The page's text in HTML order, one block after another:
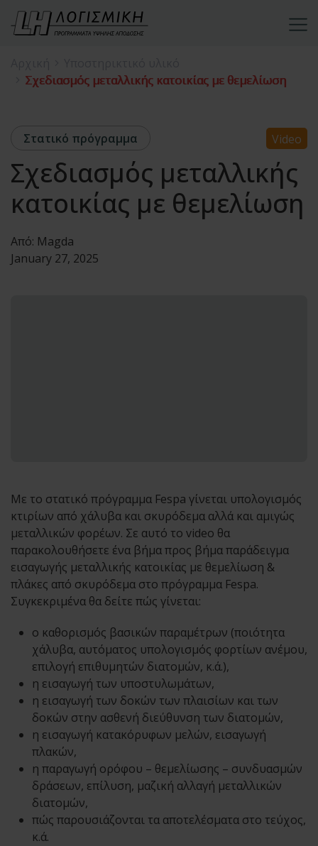
Σχεδιασμός μεταλλικής κατοικίας με θεμελίωση
Στατικό πρόγραμμα Video
Σχεδιασμός μεταλλικής
κατοικίας με θεμελίωση
Από: Magda
January 27, 2025
Με το στατικό πρόγραμμα Fespa γίνεται υπολογισμός
κτιρίων από χάλυβα και σκυρόδεμα αλλά και αμιγώς
μεταλλικών φορέων. Σε αυτό το video θα
παρακολουθήσετε ένα βήμα προς βήμα παράδειγμα
εισαγωγής μεταλλικής κατοικίας με θεμελίωση &
πλάκες από σκυρόδεμα στο πρόγραμμα Fespa.
Συγκεκριμένα θα δείτε πώς γίνεται:
ο καθορισμός βασικών παραμέτρων (ποιότητα
χάλυβα, αυτόματος υπολογισμός φορτίων ανέμου,
επιλογή επιθυμητών διατομών, κ.ά.),
η εισαγωγή των υποστυλωμάτων,
η εισαγωγή των δοκών των πλαισίων και των
δοκών στην ασθενή διεύθυνση των διατομών,
η εισαγωγή κατακόρυφων μελών, εισαγωγή
πλακών,
η παραγωγή ορόφου – θεμελίωσης – συνδυασμών
δράσεων, επίλυση, μαζική αλλαγή μεταλλικών
διατομών,
πώς παρουσιάζονται τα αποτελέσματα στο τεύχος,
κ.ά.